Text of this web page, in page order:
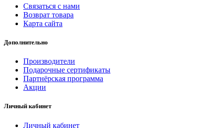
Связаться с нами
Возврат товара
Карта сайта
Дополнительно
Производители
Подарочные сертификаты
Партнёрская программа
Акции
Личный кабинет
Личный кабинет